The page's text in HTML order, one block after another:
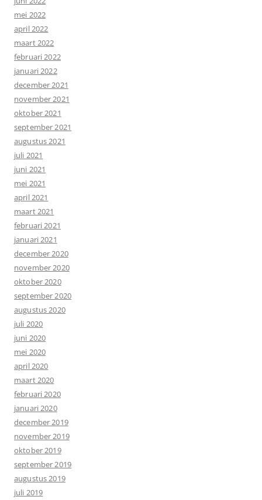
mei 2022
april 2022
maart 2022
februari 2022
januari 2022
december 2021
november 2021
oktober 2021
september 2021
augustus 2021
juli 2021
juni 2021
mei 2021
april 2021
maart 2021
februari 2021
januari 2021
december 2020
november 2020
oktober 2020
september 2020
augustus 2020
juli 2020
juni 2020
mei 2020
april 2020
maart 2020
februari 2020
januari 2020
december 2019
november 2019
oktober 2019
september 2019
augustus 2019
juli 2019